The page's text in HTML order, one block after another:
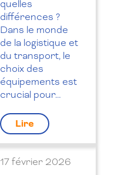
quelles
différences ?
Dans le monde
de la logistique et
du transport, le
choix des
équipements est
crucial pour…
Lire
17 février 2026